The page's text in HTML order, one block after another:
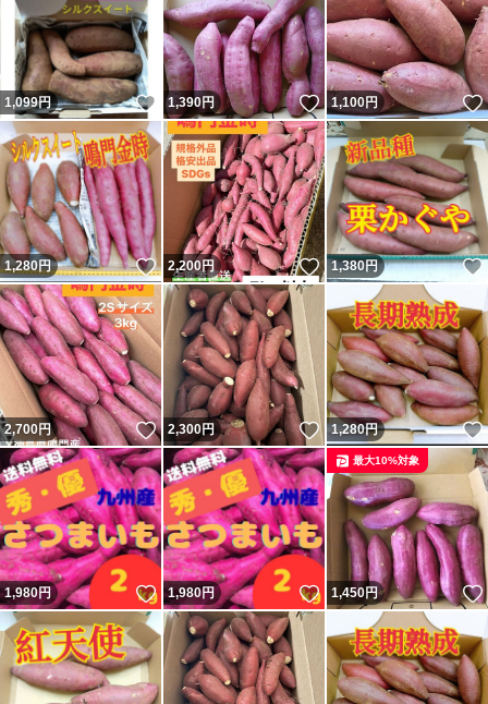
1,099円 いいね！
1,390円 いいね！
1,100円
1,280円 いいね！
2,200円 いいね！
1,380円
2,700円 いいね！
2,300円 いいね！
1,280円
1,980円 いいね！
1,980円 いいね！
1,450円
最大10%対象